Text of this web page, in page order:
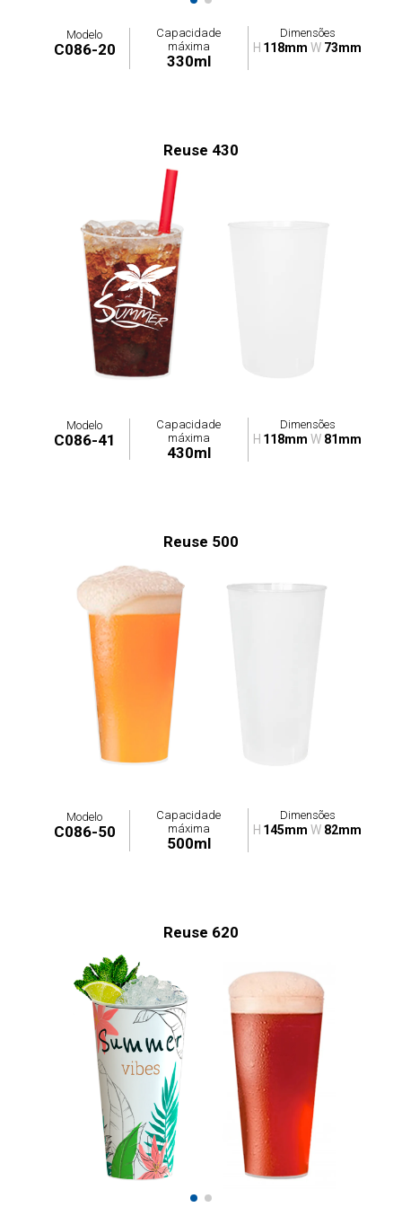
Modelo
C086-20
Capacidade
máxima
330ml
Dimensões
H 118mm W 73mm
Reuse 430
Modelo
C086-41
Capacidade
máxima
430ml
Dimensões
H 118mm W 81mm
Reuse 500
Modelo
C086-50
Capacidade
máxima
500ml
Dimensões
H 145mm W 82mm
Reuse 620